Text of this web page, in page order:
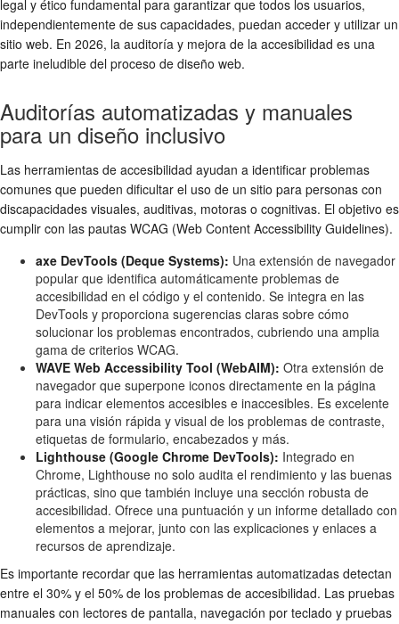
legal y ético fundamental para garantizar que todos los usuarios,
independientemente de sus capacidades, puedan acceder y utilizar un
sitio web. En 2026, la auditoría y mejora de la accesibilidad es una
parte ineludible del proceso de diseño web.
Auditorías automatizadas y manuales
para un diseño inclusivo
Las herramientas de accesibilidad ayudan a identificar problemas
comunes que pueden dificultar el uso de un sitio para personas con
discapacidades visuales, auditivas, motoras o cognitivas. El objetivo es
cumplir con las pautas WCAG (Web Content Accessibility Guidelines).
axe DevTools (Deque Systems): Una extensión de navegador
popular que identifica automáticamente problemas de
accesibilidad en el código y el contenido. Se integra en las
DevTools y proporciona sugerencias claras sobre cómo
solucionar los problemas encontrados, cubriendo una amplia
gama de criterios WCAG.
WAVE Web Accessibility Tool (WebAIM): Otra extensión de
navegador que superpone iconos directamente en la página
para indicar elementos accesibles e inaccesibles. Es excelente
para una visión rápida y visual de los problemas de contraste,
etiquetas de formulario, encabezados y más.
Lighthouse (Google Chrome DevTools): Integrado en
Chrome, Lighthouse no solo audita el rendimiento y las buenas
prácticas, sino que también incluye una sección robusta de
accesibilidad. Ofrece una puntuación y un informe detallado con
elementos a mejorar, junto con las explicaciones y enlaces a
recursos de aprendizaje.
Es importante recordar que las herramientas automatizadas detectan
entre el 30% y el 50% de los problemas de accesibilidad. Las pruebas
manuales con lectores de pantalla, navegación por teclado y pruebas